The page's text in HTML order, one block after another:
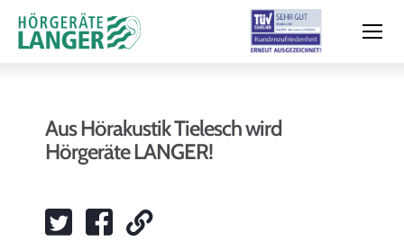
Moderne Hörsysteme
Hörtest
Aus Hörakustik Tielesch wird
Hörgeräte LANGER!